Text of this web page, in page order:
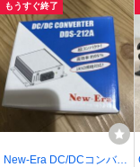
もうすぐ終了
New-Era DC/DCコンバー